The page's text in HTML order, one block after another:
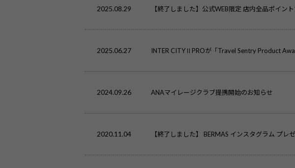
2025.08.29 【終了しました】公式WEB限定 店内全品ポイン
2025.06.27 INTER CITYⅡPROが「Travel Sentry Product
2024.09.26 ANAマイレージクラブ提携開始のお知らせ
2020.11.04 【終了しました】 BERMAS インスタグラム プ